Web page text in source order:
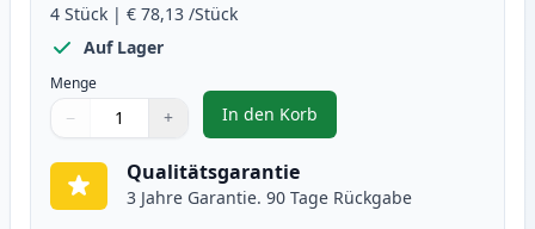
4 Stück | € 78,13 /Stück
Auf Lager
Menge
Verwenden Sie die Tasten, um anzupassen
− +
1
In den Korb
, 4 stück Canon 046H XL toner
Qualitätsgarantie
3 Jahre Garantie. 90 Tage Rückgabe